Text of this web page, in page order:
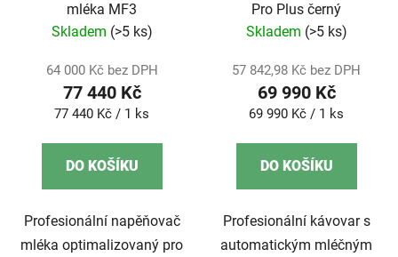
mléka MF3
Skladem (>5 ks)
64 000 Kč bez DPH
77 440 Kč
Měrná
77 440 Kč / 1 ks
DO KOŠÍKU
Profesionální napěňovač
mléka optimalizovaný pro
Pro Plus černý
Skladem (>5 ks)
57 842,98 Kč bez DPH
69 990 Kč
Měrná
69 990 Kč / 1 ks
DO KOŠÍKU
Profesionální kávovar s
automatickým mléčným